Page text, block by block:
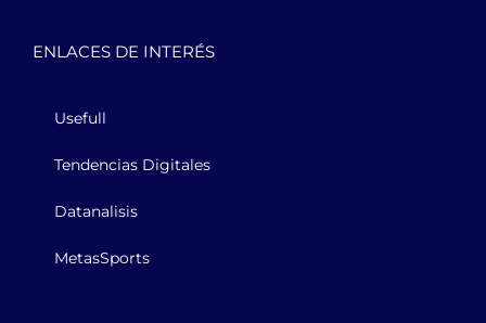
ENLACES DE INTERÉS
Usefull
Tendencias Digitales
Datanalisis
MetasSports